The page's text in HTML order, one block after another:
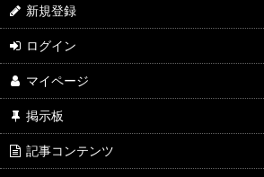
新規登録
ログイン
マイページ
掲示板
記事コンテンツ